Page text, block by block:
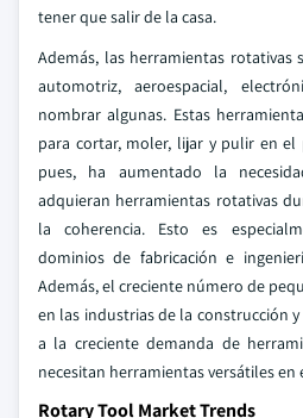
tener que salir de la casa.
Además, las herramientas rotativas
automotriz, aeroespacial,
nombrar algunas. Estas
para cortar, moler, lijar y pulir en el
pues, ha aumentado la
adquieran herramientas rotativas
la coherencia. Esto es
dominios de fabricación e
Además, el creciente número de
en las industrias de la construcción
a la creciente demanda de
necesitan herramientas versátiles en
Rotary Tool Market Trends